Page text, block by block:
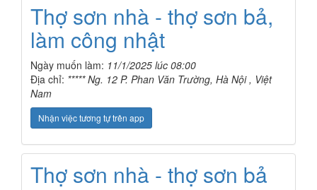
Thợ sơn nhà - thợ sơn bả,
làm công nhật
Ngày muốn làm: 11/1/2025 lúc 08:00
Địa chỉ: ***** Ng. 12 P. Phan Văn Trường, Hà Nội , Việt
Nam
Nhận việc tương tự trên app
Thợ sơn nhà - thợ sơn bả